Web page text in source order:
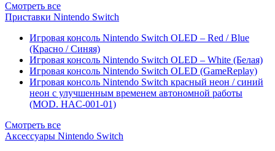
Смотреть все
Приставки Nintendo Switch
Игровая консоль Nintendo Switch OLED – Red / Blue
(Красно / Синяя)
Игровая консоль Nintendo Switch OLED – White (Белая)
Игровая консоль Nintendo Switch OLED (GameReplay)
Игровая консоль Nintendo Switch красный неон / синий
неон с улучшенным временем автономной работы
(MOD. HAC-001-01)
Смотреть все
Аксессуары Nintendo Switch